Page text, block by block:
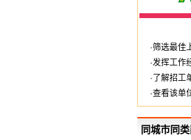
·筛选最佳
·发挥工作
·了解招工
·查看该单
同城市同